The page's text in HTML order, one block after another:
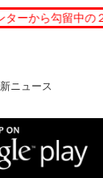
から勾留中の
ニュース